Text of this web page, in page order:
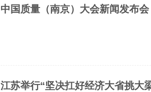
中国质量（南京）大会新闻发布会
江苏举行“坚决扛好经济大省挑大